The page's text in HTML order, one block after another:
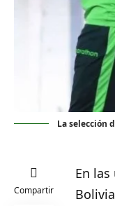
La selección
Compartir
En
Bolivia